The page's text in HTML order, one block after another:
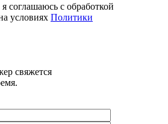
соглашаюсь c обработкой
условиях Политики
свяжется